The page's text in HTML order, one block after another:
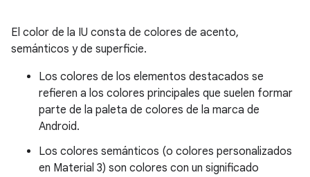
El color de la IU consta de colores de acento,
semánticos y de superficie.
Los colores de los elementos destacados se
refieren a los colores principales que suelen formar
parte de la paleta de colores de la marca de
Android.
Los colores semánticos (o colores personalizados
en Material 3) son colores con un significado